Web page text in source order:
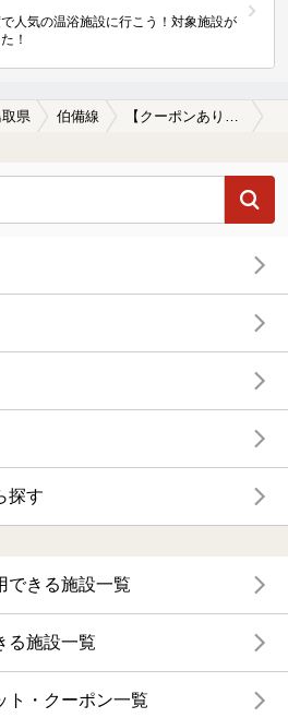
人気の温浴施設に行こう！対象施設が
！
県 伯備線 【クーポンあり】海が見える伯備線周辺の温泉、日帰り温泉、スーパー銭湯を探す
探す
できる施設一覧
る施設一覧
ト・クーポン一覧